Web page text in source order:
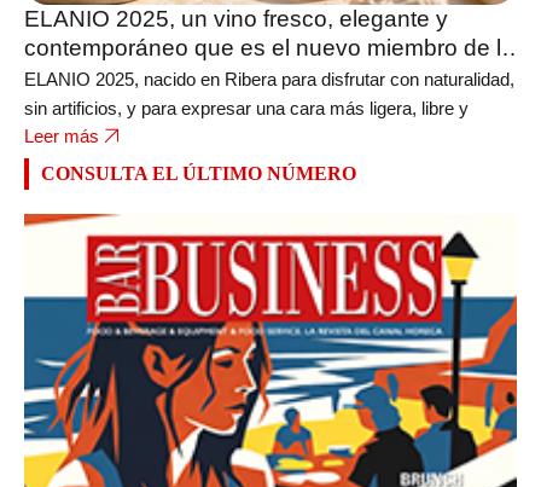
ELANIO 2025, un vino fresco, elegante y
contemporáneo que es el nuevo miembro de la
bodega FERRATUS
ELANIO 2025, nacido en Ribera para disfrutar con naturalidad,
sin artificios, y para expresar una cara más ligera, libre y
Leer más
CONSULTA EL ÚLTIMO NÚMERO